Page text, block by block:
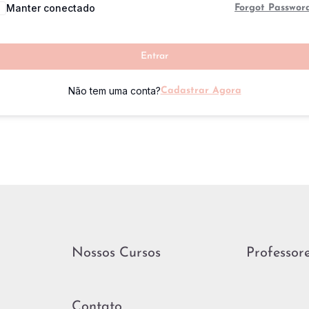
Manter conectado Forgot
Entrar
Não tem uma conta?Cadastrar Agora
Nossos Cursos